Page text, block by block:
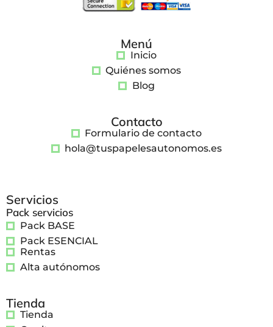
Menú
Inicio
Quiénes somos
Blog
Contacto
Formulario de contacto
hola@tuspapelesautonomos.es
Servicios
Pack servicios
Pack BASE
Pack ESENCIAL
Rentas
Alta autónomos
Tienda
Tienda